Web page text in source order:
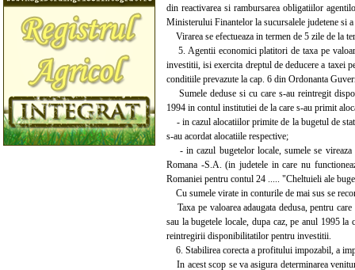
din reactivarea si rambursarea obligatiilor
Ministerului Finantelor la sucursalele judetene si
Virarea se efectueaza in termen de 5 zile de la
5. Agentii economici platitori de taxa pe
investitii, isi exercita dreptul de deducere a taxei
conditiile prevazute la cap. 6 din Ordonanta
Sumele deduse si cu care s-au reintregit
1994 in contul institutiei de la care s-au primit
- in cazul alocatiilor primite de la bugetul de
s-au acordat alocatiile respective;
- in cazul bugetelor locale, sumele se vireaza
Romana -S.A. (in judetele in care nu
Romaniei pentru contul 24 ..... "Cheltuieli ale
Cu sumele virate in conturile de mai sus se
Taxa pe valoarea adaugata dedusa, pentru
sau la bugetele locale, dupa caz, pe anul 1995
reintregirii disponibilitatilor pentru investitii.
6. Stabilirea corecta a profitului impozabil, a
In acest scop se va asigura determinarea